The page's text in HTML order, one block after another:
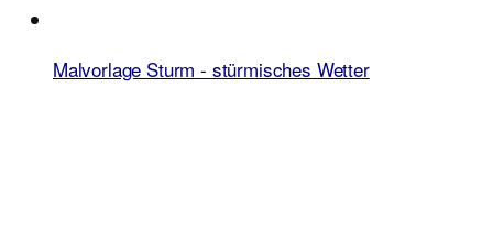
Malvorlage Sturm - stürmisches Wetter